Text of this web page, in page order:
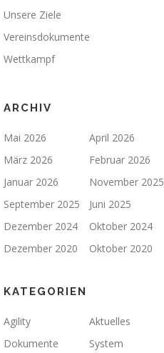
Unsere Ziele
Vereinsdokumente
Wettkampf
ARCHIV
Mai 2026
April 2026
März 2026
Februar 2026
Januar 2026
November 2025
September 2025
Juni 2025
Dezember 2024
Oktober 2024
Dezember 2020
Oktober 2020
KATEGORIEN
Agility
Aktuelles
Dokumente
System